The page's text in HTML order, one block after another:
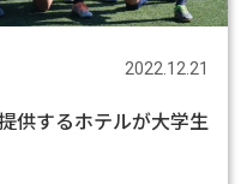
2022.12.21
供するホテルが大学生